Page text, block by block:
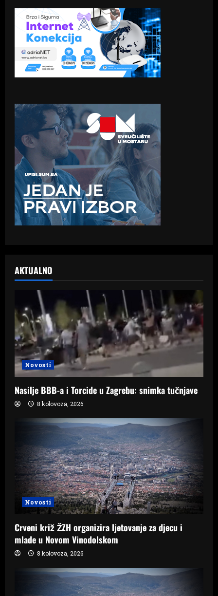
AKTUALNO
Novosti
Nasilje BBB-a i Torcide u Zagrebu: snimka tučnjave
8 kolovoza, 2026
Novosti
Crveni križ ŽZH organizira ljetovanje za djecu i
mlade u Novom Vinodolskom
8 kolovoza, 2026